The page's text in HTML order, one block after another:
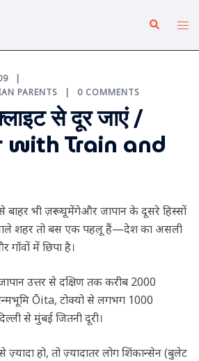
Search
PARENTS
0 COMMENTS
से दूर जाएं /
with Train and
बाहर भी ज़रूर घूमेंगेऔर जापान के दूसरे हिस्सों
शहर तो बस एक पहलू हैं—देश का असली
गाँवों में छिपा है।
उत्तर से दक्षिण तक करीब 2000
Ōita, टोक्यो से लगभग 1000
से मुंबई जितनी दूरी।
हो, तो ज़्यादातर लोग शिंकान्सेन (बुलेट